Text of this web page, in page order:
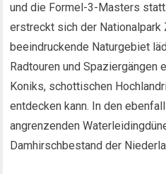
und die Formel-3-Masters
erstreckt sich der Nationalpark
beeindruckende Naturgebiet
Radtouren und Spaziergängen
Koniks, schottischen
entdecken kann. In den
angrenzenden
Damhirschbestand der